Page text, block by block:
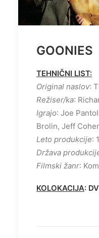
GOONIES
TEHNIČNI LIST:
Original naslov:
Režiser/ka:
Igrajo: Joe
Brolin, Jeff
Leto produkcije:
Država
Filmski žanr:
KOLOKACIJA: